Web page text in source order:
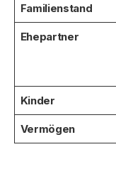
Familienstand
Ehepartner
Kinder
Vermögen